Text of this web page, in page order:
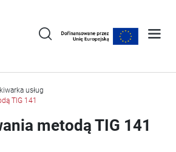
link otworzy się w nowym oknie
usług
TIG 141
metodą TIG 141